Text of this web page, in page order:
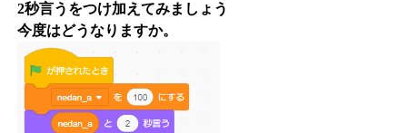
2秒言うをつけ加えてみましょう
今度はどうなりますか。